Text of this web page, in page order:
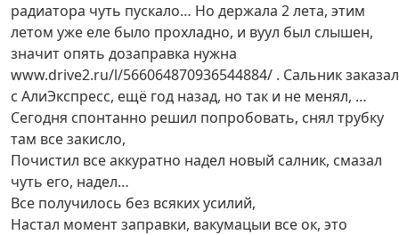
радиатора чуть пускало… Но держала 2 лета, этим
летом уже еле было прохладно, и вуул был слышен,
значит опять дозаправка нужна
www.drive2.ru/l/566064870936544884/ . Сальник заказал
с АлиЭкспресс, ещё год назад, но так и не менял, …
Сегодня спонтанно решил попробовать, снял трубку
там все закисло,
Почистил все аккуратно надел новый салник, смазал
чуть его, надел…
Все получилось без всяких усилий,
Настал момент заправки, вакумацыи все ок, это